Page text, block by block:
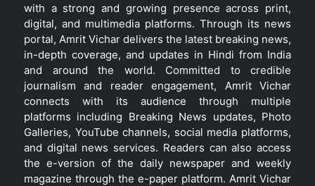
with a strong and growing presence across print,
digital, and multimedia platforms. Through its news
portal, Amrit Vichar delivers the latest breaking news,
in-depth coverage, and updates in Hindi from India
and around the world. Committed to credible
journalism and reader engagement, Amrit Vichar
connects with its audience through multiple
platforms including Breaking News updates, Photo
Galleries, YouTube channels, social media platforms,
and digital news services. Readers can also access
the e-version of the daily newspaper and weekly
magazine through the e-paper platform. Amrit Vichar